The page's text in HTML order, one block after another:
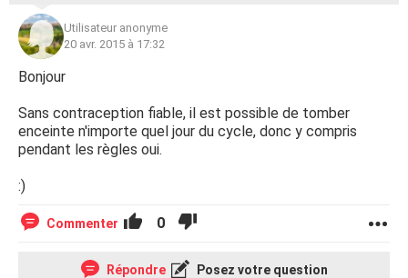
Utilisateur anonyme
20 avr. 2015 à 17:32
Bonjour
Sans contraception fiable, il est possible de tomber
enceinte n'importe quel jour du cycle, donc y compris
pendant les règles oui.
:)
Commenter 0
Répondre Posez votre question